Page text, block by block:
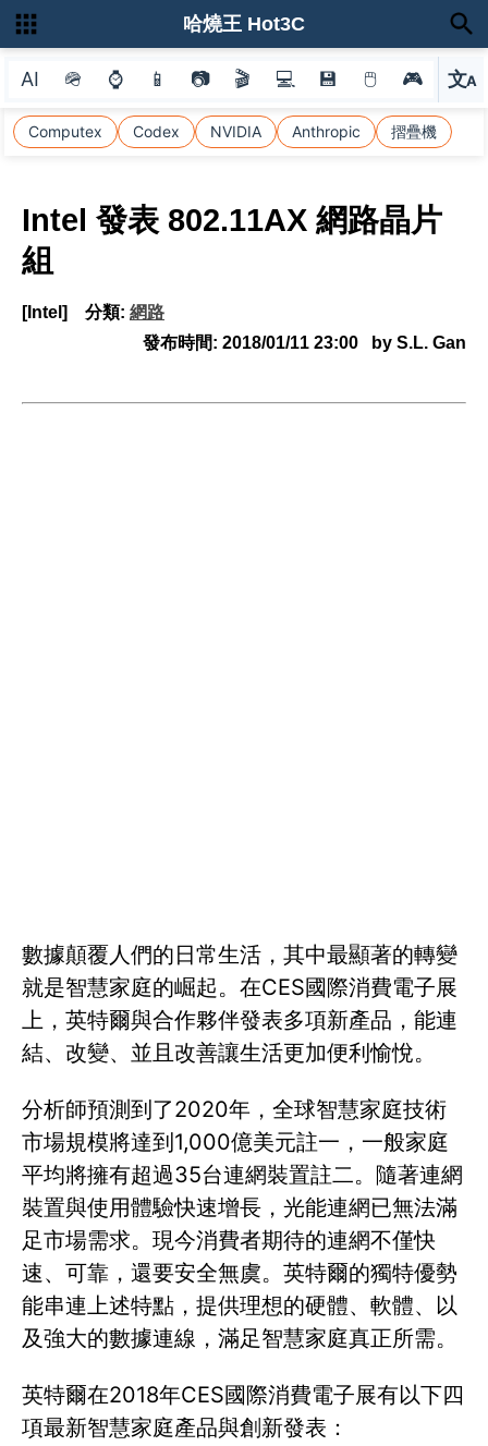
AI 🪖 ⌚ 📱 📷 🎬 💻 💾 🖱 🎮 文A
選
Computex Codex NVIDIA Anthropic 摺疊機
哈燒王 Hot3C
Intel 發表 802.11AX 網路晶片
組
[Intel] 分類: 網路
發布時間: 2018/01/11 23:00 by S.L. Gan
數據顛覆人們的日常生活，其中最顯著的轉變
就是智慧家庭的崛起。在CES國際消費電子展
上，英特爾與合作夥伴發表多項新產品，能連
結、改變、並且改善讓生活更加便利愉悅。
分析師預測到了2020年，全球智慧家庭技術
市場規模將達到1,000億美元註一，一般家庭
平均將擁有超過35台連網裝置註二。隨著連網
裝置與使用體驗快速增長，光能連網已無法滿
足市場需求。現今消費者期待的連網不僅快
速、可靠，還要安全無虞。英特爾的獨特優勢
能串連上述特點，提供理想的硬體、軟體、以
及強大的數據連線，滿足智慧家庭真正所需。
英特爾在2018年CES國際消費電子展有以下四
項最新智慧家庭產品與創新發表：